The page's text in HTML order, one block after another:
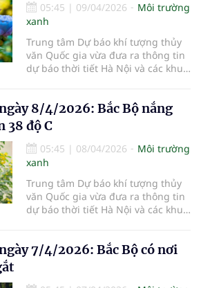
05:45 | 09/04/2026
Môi trường
xanh
Trung tâm Dự báo khí tượng thủy
văn Quốc gia vừa đưa ra thông tin
dự báo thời tiết Hà Nội và các khu
8/4/2026: Bắc Bộ nắng
38 độ C
05:45 | 08/04/2026
Môi trường
xanh
Trung tâm Dự báo khí tượng thủy
văn Quốc gia vừa đưa ra thông tin
dự báo thời tiết Hà Nội và các khu
7/4/2026: Bắc Bộ có nơi